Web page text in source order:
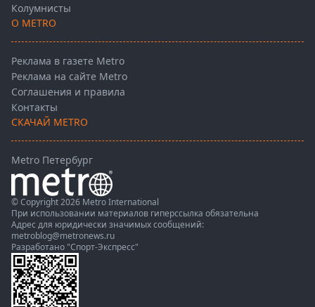
Колумнисты
О METRO
Реклама в газете Metro
Реклама на сайте Metro
Соглашения и правила
Контакты
СКАЧАЙ METRO
Metro Петербург
© Copyright 2026 Metro International
При использовании материалов гиперссылка обязательна
Адрес для юридически значимых сообщений:
metroblog@metronews.ru
Разработано "Спорт-Экспресс"